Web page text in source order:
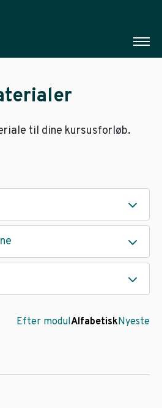
til dine kursusforløb.
Efter modulAlfabetiskNyeste